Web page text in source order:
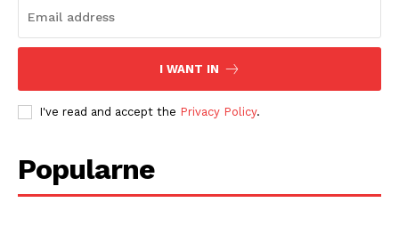
I WANT IN
I've read and accept the Privacy Policy.
Popularne